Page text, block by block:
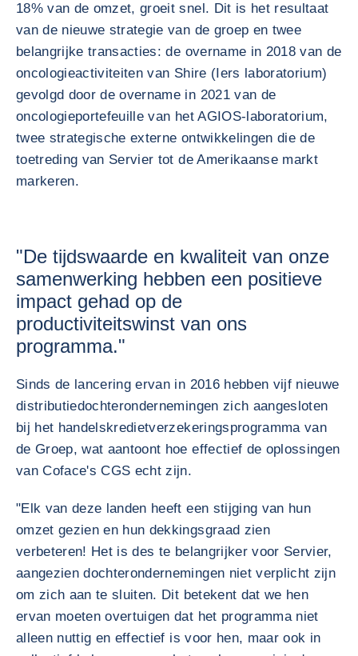
18% van de omzet, groeit snel. Dit is het resultaat
van de nieuwe strategie van de groep en twee
belangrijke transacties: de overname in 2018 van de
oncologieactiviteiten van Shire (Iers laboratorium)
gevolgd door de overname in 2021 van de
oncologieportefeuille van het AGIOS-laboratorium,
twee strategische externe ontwikkelingen die de
toetreding van Servier tot de Amerikaanse markt
markeren.
"De tijdswaarde en kwaliteit van onze
samenwerking hebben een positieve
impact gehad op de
productiviteitswinst van ons
programma."
Sinds de lancering ervan in 2016 hebben vijf nieuwe
distributiedochterondernemingen zich aangesloten
bij het handelskredietverzekeringsprogramma van
de Groep, wat aantoont hoe effectief de oplossingen
van Coface's CGS echt zijn.
"Elk van deze landen heeft een stijging van hun
omzet gezien en hun dekkingsgraad zien
verbeteren! Het is des te belangrijker voor Servier,
aangezien dochterondernemingen niet verplicht zijn
om zich aan te sluiten. Dit betekent dat we hen
ervan moeten overtuigen dat het programma niet
alleen nuttig en effectief is voor hen, maar ook in